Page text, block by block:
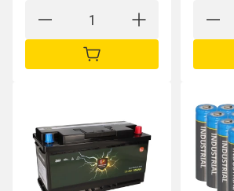
IN DEN WARENKORB